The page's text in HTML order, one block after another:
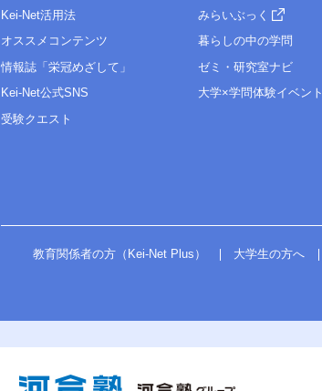
Kei-Net活用法
オススメコンテンツ
情報誌「栄冠めざして」
Kei-Net公式SNS
受験クエスト
みらいぶっく
暮らしの中の学問
ゼミ・研究室ナビ
大学×学問体験イベント
教育関係者の方（Kei-Net Plus） 大学生の方へ